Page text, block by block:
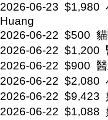
2026-06-23 $1,980
Huang
2026-06-22 $500
2026-06-22 $1,200
2026-06-22 $900
2026-06-22 $2,080
2026-06-22 $9,423
2026-06-22 $1,088